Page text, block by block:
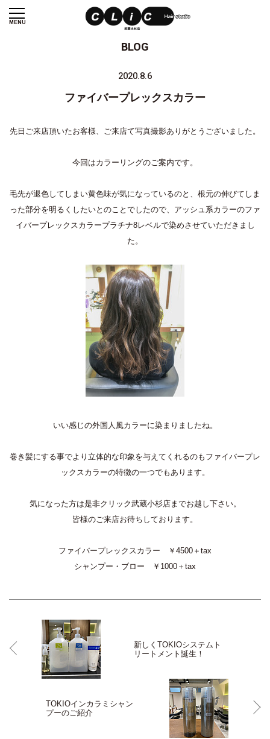
MENU
BLOG
2020.8.6
ファイバープレックスカラー
先日ご来店頂いたお客様、ご来店て写真撮影ありがとうございました。
今回はカラーリングのご案内です。
毛先が退色してしまい黄色味が気になっているのと、根元の伸びてしま
った部分を明るくしたいとのことでしたので、アッシュ系カラーのファ
イバープレックスカラープラチナ8レベルで染めさせていただきまし
た。
いい感じの外国人風カラーに染まりましたね。
巻き髪にする事でより立体的な印象を与えてくれるのもファイバープレ
ックスカラーの特徴の一つでもあります。
気になった方は是非クリック武蔵小杉店までお越し下さい。
皆様のご来店お待ちしております。
ファイバープレックスカラー ￥4500＋tax
シャンプー・ブロー ￥1000＋tax
新しくTOKIOシステムト
リートメント誕生！
TOKIOインカラミシャン
プーのご紹介